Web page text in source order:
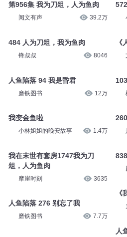
第956集 我为刀俎，人为鱼肉
阅文有声 39.2万
484 人为刀俎，我为鱼肉
锋叔叔 8046
人鱼陷落 94 我是昏君
磨铁图书 12万
我变金鱼啦
小林姐姐的晚安故事 1.4万
我在末世有套房1747我为刀
俎，人为鱼肉
摩崖时刻 3635
人鱼陷落 276 别忘了我
磨铁图书 7.7万
《
人